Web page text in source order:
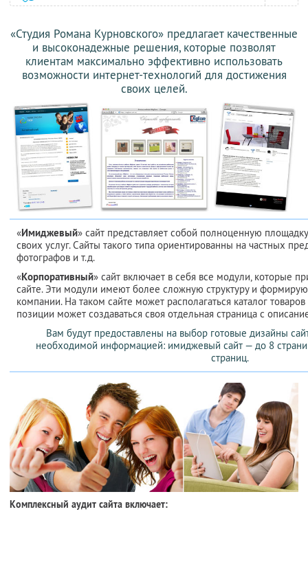
«Студия Романа Курновского» предлагает качественные
и высоконадежные решения, которые позволят
клиентам максимально эффективно использовать
возможности интернет-технологий для достижения
своих целей.
«Имиджевый» сайт представляет собой полноценную
своих услуг. Сайты такого типа ориентированны на частных
фотографов и т.д.
«Корпоративный» сайт включает в себя все модули, которые
сайте. Эти модули имеют более сложную структуру и
компании. На таком сайте может располагаться каталог
позиции может создаваться своя отдельная страница с
Вам будут предоставлены на выбор готовые дизайны
необходимой информацией: имиджевый сайт — до 8
страниц.
Комплексный аудит сайта включает: